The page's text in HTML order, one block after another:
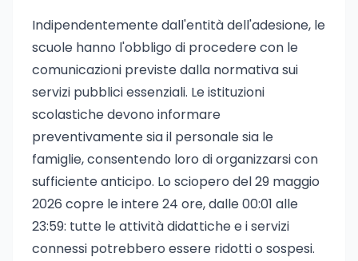
Indipendentemente dall'entità dell'adesione, le
scuole hanno l'obbligo di procedere con le
comunicazioni previste dalla normativa sui
servizi pubblici essenziali. Le istituzioni
scolastiche devono informare
preventivamente sia il personale sia le
famiglie, consentendo loro di organizzarsi con
sufficiente anticipo. Lo sciopero del 29 maggio
2026 copre le intere 24 ore, dalle 00:01 alle
23:59: tutte le attività didattiche e i servizi
connessi potrebbero essere ridotti o sospesi.